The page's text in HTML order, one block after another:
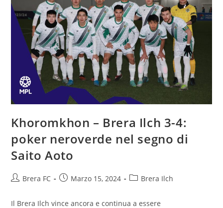
Khoromkhon – Brera Ilch 3-4:
poker neroverde nel segno di
Saito Aoto
Brera FC Marzo 15, 2024 Brera Ilch
Il Brera Ilch vince ancora e continua a essere